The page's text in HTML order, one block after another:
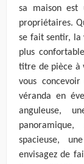
sa maison est
propriétaires.
se fait sentir, la
plus
titre de pièce à
vous
véranda en
anguleuse,
spacieuse,
envisagez de